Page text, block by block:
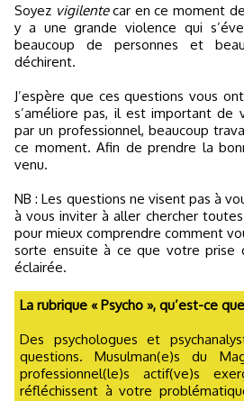
Soyez vigilentecar en ce moment
y a une grande violence qui
beaucoup de personnes et
déchirent.
J’espère que ces questions vous
s’améliore pas, il est important de
par un professionnel, beaucoup
ce moment. Afin de prendre la
venu.
NB : Les questions ne visent pas à
à vous inviter à aller chercher
pour mieux comprendre comment
sorte ensuite à ce que votre prise
éclairée.
La rubrique « Psycho », qu’est-ce
Des psychologues et
questions. Musulman(e)s du
professionnel(le)s actif(ve)s
réfléchissent à votre